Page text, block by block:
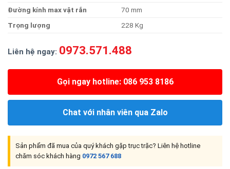
Đường kính max vật rắn
70 mm
Trọng lượng
228 Kg
Liên hệ ngay: 0973.571.488
Gọi ngay hotline: 086 953 8186
Chat với nhân viên qua Zalo
Sản phẩm đã mua của quý khách gặp trục trặc? Liên hệ hotline
chăm sóc khách hàng 0972 567 688